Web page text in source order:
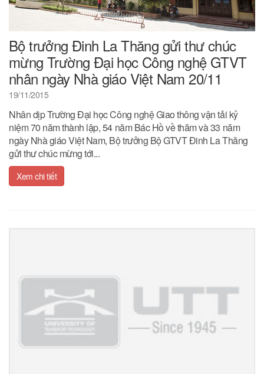
Bộ trưởng Đinh La Thăng gửi thư chúc
mừng Trường Đại học Công nghệ GTVT
nhân ngày Nhà giáo Việt Nam 20/11
19/11/2015
Nhân dịp Trường Đại học Công nghệ Giao thông vận tải kỷ
niệm 70 năm thành lập, 54 năm Bác Hồ về thăm và 33 năm
ngày Nhà giáo Việt Nam, Bộ trưởng Bộ GTVT Đinh La Thăng
gửi thư chúc mừng tới...
Xem chi tiết